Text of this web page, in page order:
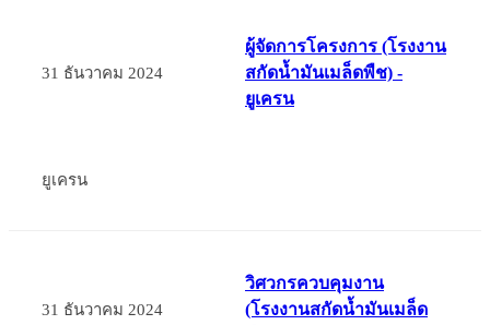
31 ธันวาคม 2024
ผู้จัดการโครงการ (โรงงาน
สกัดน้ำมันเมล็ดพืช) -
ยูเครน
ยูเครน
31 ธันวาคม 2024
วิศวกรควบคุมงาน
(โรงงานสกัดน้ำมันเมล็ด